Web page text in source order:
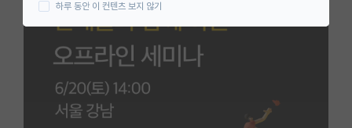
대학원 합격 후기 게시판
연구실(PI) 홍보 게시판
임용 정보 게시판
하루 동안 이 컨텐츠 보지 않기